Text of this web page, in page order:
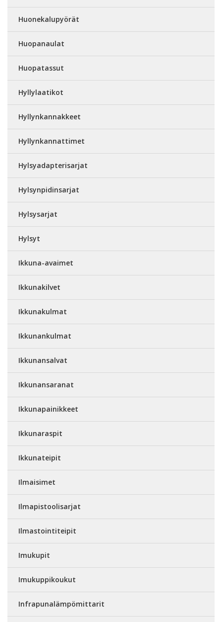
Huonekalupyörät
Huopanaulat
Huopatassut
Hyllylaatikot
Hyllynkannakkeet
Hyllynkannattimet
Hylsyadapterisarjat
Hylsynpidinsarjat
Hylsysarjat
Hylsyt
Ikkuna-avaimet
Ikkunakilvet
Ikkunakulmat
Ikkunankulmat
Ikkunansalvat
Ikkunansaranat
Ikkunapainikkeet
Ikkunaraspit
Ikkunateipit
Ilmaisimet
Ilmapistoolisarjat
Ilmastointiteipit
Imukupit
Imukuppikoukut
Infrapunalämpömittarit